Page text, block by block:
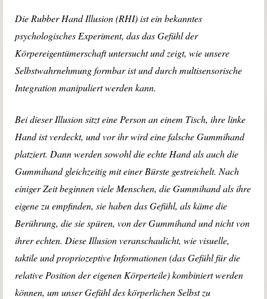
Die Rubber Hand Illusion (RHI) ist ein bekanntes
psychologisches Experiment, das das Gefühl der
Körpereigentümerschaft untersucht und zeigt, wie unsere
Selbstwahrnehmung formbar ist und durch multisensorische
Integration manipuliert werden kann.
Bei dieser Illusion sitzt eine Person an einem Tisch, ihre linke
Hand ist verdeckt, und vor ihr wird eine falsche Gummihand
platziert. Dann werden sowohl die echte Hand als auch die
Gummihand gleichzeitig mit einer Bürste gestreichelt. Nach
einiger Zeit beginnen viele Menschen, die Gummihand als ihre
eigene zu empfinden, sie haben das Gefühl, als käme die
Berührung, die sie spüren, von der Gummihand und nicht von
ihrer echten. Diese Illusion veranschaulicht, wie visuelle,
taktile und propriozeptive Informationen (das Gefühl für die
relative Position der eigenen Körperteile) kombiniert werden
können, um unser Gefühl des körperlichen Selbst zu